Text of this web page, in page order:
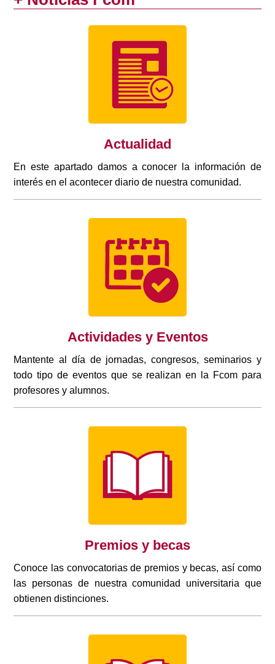
Actualidad
En este apartado damos a conocer la información de
interés en el acontecer diario de nuestra comunidad.
Actividades y Eventos
Mantente al día de jornadas, congresos, seminarios y
todo tipo de eventos que se realizan en la Fcom para
profesores y alumnos.
Premios y becas
Conoce las convocatorias de premios y becas, así como
las personas de nuestra comunidad universitaria que
obtienen distinciones.